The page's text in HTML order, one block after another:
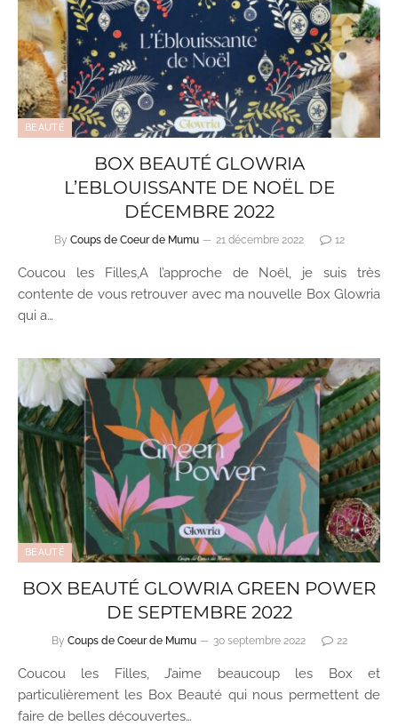
BEAUTÉ
BOX BEAUTÉ GLOWRIA
L’EBLOUISSANTE DE NOËL DE
DÉCEMBRE 2022
By Coups de Coeur de Mumu 21 décembre 2022 12
Coucou les Filles,A l’approche de Noël, je suis très
contente de vous retrouver avec ma nouvelle Box Glowria
qui a…
BEAUTÉ
BOX BEAUTÉ GLOWRIA GREEN POWER
DE SEPTEMBRE 2022
By Coups de Coeur de Mumu 30 septembre 2022 22
Coucou les Filles, J’aime beaucoup les Box et
particulièrement les Box Beauté qui nous permettent de
faire de belles découvertes…